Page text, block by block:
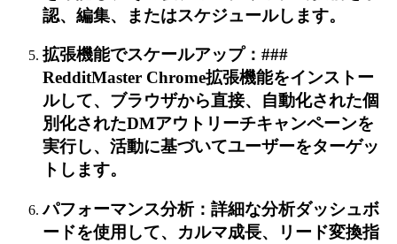
認、編集、またはスケジュールします。
拡張機能でスケールアップ：###
RedditMaster Chrome拡張機能をインストー
ルして、ブラウザから直接、自動化された個
別化されたDMアウトリーチキャンペーンを
実行し、活動に基づいてユーザーをターゲッ
トします。
パフォーマンス分析：詳細な分析ダッシュボ
ードを使用して、カルマ成長、リード変換指